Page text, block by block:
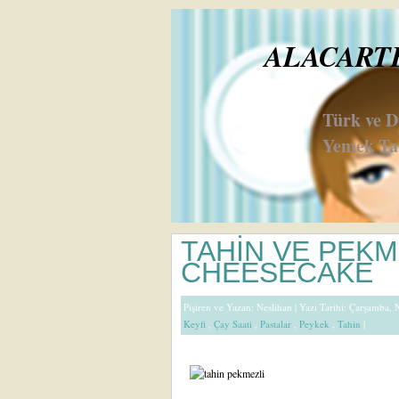
Türk ve
Yemek
TAHİN VE
CHEESECAKE
Pişiren ve Yazan: Neslihan | Yazı Tarihi: Çarşamba,
Keyfi , Çay Saati , Pastalar , Peykek , Tahin |